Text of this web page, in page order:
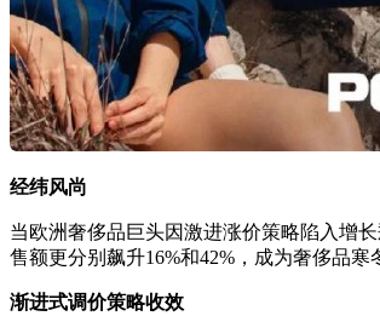
经纬风尚
当欧洲奢侈品巨头因激进涨价策略陷入增
售额更分别飙升16%和42%，成为奢侈品寒
渐进式调价策略收效